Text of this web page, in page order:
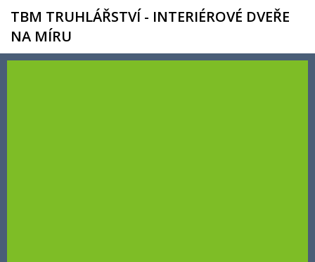
TBM TRUHLÁŘSTVÍ - INTERIÉROVÉ DVEŘE
NA MÍRU